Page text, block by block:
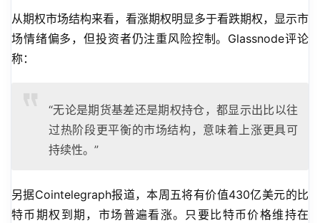
从期权市场结构来看，看涨期权明显多于看跌期权，显示市
场情绪偏多，但投资者仍注重风险控制。Glassnode评论
称：
“无论是期货基差还是期权持仓，都显示出比以往
过热阶段更平衡的市场结构，意味着上涨更具可
持续性。”
另据Cointelegraph报道，本周五将有价值430亿美元的比
特币期权到期，市场普遍看涨。只要比特币价格维持在